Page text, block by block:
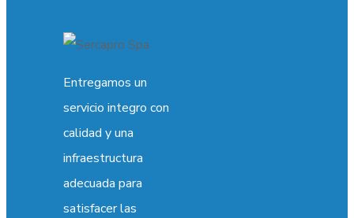
Entregamos un
servicio integro con
calidad y una
infraestructura
adecuada para
satisfacer las